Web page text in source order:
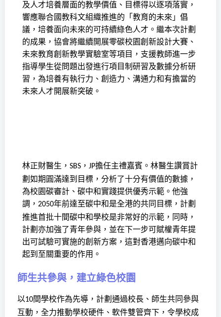
及人才培養層面的教學價值、目標得以逐項落實，
響應聯合國教科文組織推進的「教育的未來」倡
議，培養面向未來的可持續綠色人才。繼本次計劃
的成果，協會將繼續開展零碳校園創新設計大賽、
未來教育創新教學實驗室等項目， 支援教師進一步
指導學生從問題出發進行項目制研習及數據分析研
習，為培養有執行力、創造力、溝通力和有擔當的
未來人才開展新突破。
林正財醫生， SBS ， JP擔任主禮嘉賓。林醫生讚賞計
劃如期圓滿達到目標，分析了十分有價值的數據，
為校園碳審計、碳中和實踐提供優秀示範。他強
調， 2050年前達至碳中和是全港的共同目標，計劃
推進首批十間碳中和學校是非常好的示範，同時，
計劃亦加強了青年參與，並在下一步可賦權青年提
出可試驗可實施的創新方案，這對香港邁向碳中和
起到至關重要的作用。
師生共參與，建立綠色校園
以10間學校作為先導，計劃通過校長、師生共同參與
互動，全力推動學校硬件、軟件雙管齊下，令學校成